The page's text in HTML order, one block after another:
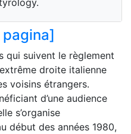
qui suivent le règlement
droite italienne
voisins étrangers.
d’une audience
s’organise
début des années 1980,